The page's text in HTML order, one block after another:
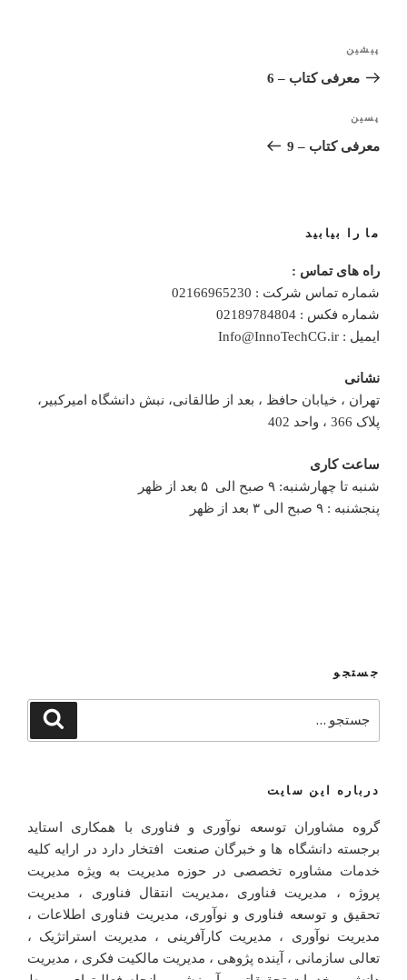
پیشین
معرفی کتاب – 6
پسین
معرفی کتاب – 9
ما را بیابید
راه های تماس :
شماره تماس شرکت : 02166965230
شماره فکس : 02189784804
ایمیل : Info@InnoTechCG.ir
نشانی
تهران ، خیابان حافظ ، بعد از طالقانی، نبش دانشگاه امیرکبیر،
پلاک 366 ، واحد 402
ساعت کاری
شنبه تا چهارشنبه: ۹ صبح الی ۵ بعد از ظهر
پنجشنبه : ۹ صبح الی ۳ بعد از ظهر
جستجو
درباره این سایت
گروه مشاوران توسعه نوآوری و فناوری با همکاری استاید
برجسته دانشگاه ها و خبرگان صنعت افتخار دارد در ارایه کلیه
خدمات مشاوره تخصصی در حوزه مدیریت به ویژه مدیریت
پروژه ، مدیریت فناوری ،مدیریت انتقال فناوری ، مدیریت
تحقیق و توسعه فناوری و نوآوری، مدیریت فناوری اطلاعات ،
مدیریت نوآوری ، مدیریت کارآفرینی ، مدیریت استراتژیک ،
تعالی سازمانی ، آینده پژوهی ، مدیریت مالکیت فکری ، مدیریت